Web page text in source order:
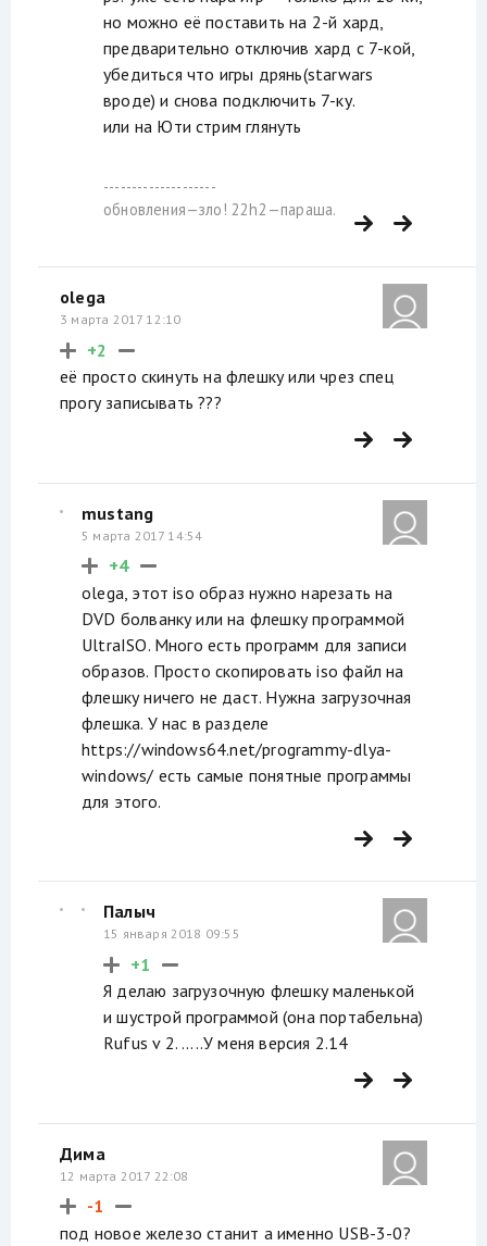
но можно её поставить на 2-й хард,
предварительно отключив хард с 7-кой,
убедиться что игры дрянь(starwars
вроде) и снова подключить 7-ку.
или на Юти стрим глянуть
--------------------
обновления—зло! 22h2—параша.
olega
3 марта 2017 12:10
+2
её просто скинуть на флешку или чрез спец
прогу записывать ???
mustang
5 марта 2017 14:54
+4
olega, этот iso образ нужно нарезать на
DVD болванку или на флешку программой
UltraISO. Много есть программ для записи
образов. Просто скопировать iso файл на
флешку ничего не даст. Нужна загрузочная
флешка. У нас в разделе
https://windows64.net/programmy-dlya-
windows/ есть самые понятные программы
для этого.
Палыч
15 января 2018 09:55
+1
Я делаю загрузочную флешку маленькой
и шустрой программой (она портабельна)
Rufus v 2. .....У меня версия 2.14
Дима
12 марта 2017 22:08
-1
под новое железо станит а именно USB-3-0?